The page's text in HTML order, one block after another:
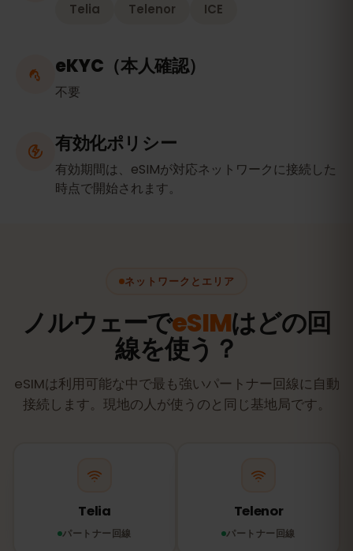
Telia Telenor ICE
eKYC（本人確認）
不要
有効化ポリシー
有効期間は、eSIMが対応ネットワークに接続した
時点で開始されます。
ネットワークとエリア
ノルウェーでeSIMはどの回
線を使う？
eSIMは利用可能な中で最も強いパートナー回線に自動
接続します。現地の人が使うのと同じ基地局です。
Telia
パートナー回線
Telenor
パートナー回線